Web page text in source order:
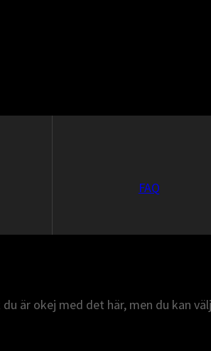
FAQ
är okej med det här, men du kan